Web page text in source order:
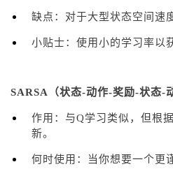
缺点：对于大型状态空间速
小贴士：使用小的学习率以
SARSA（状态-动作-奖励-状态-
作用：与Q学习类似，但根
新。
何时使用：当你想要一个更